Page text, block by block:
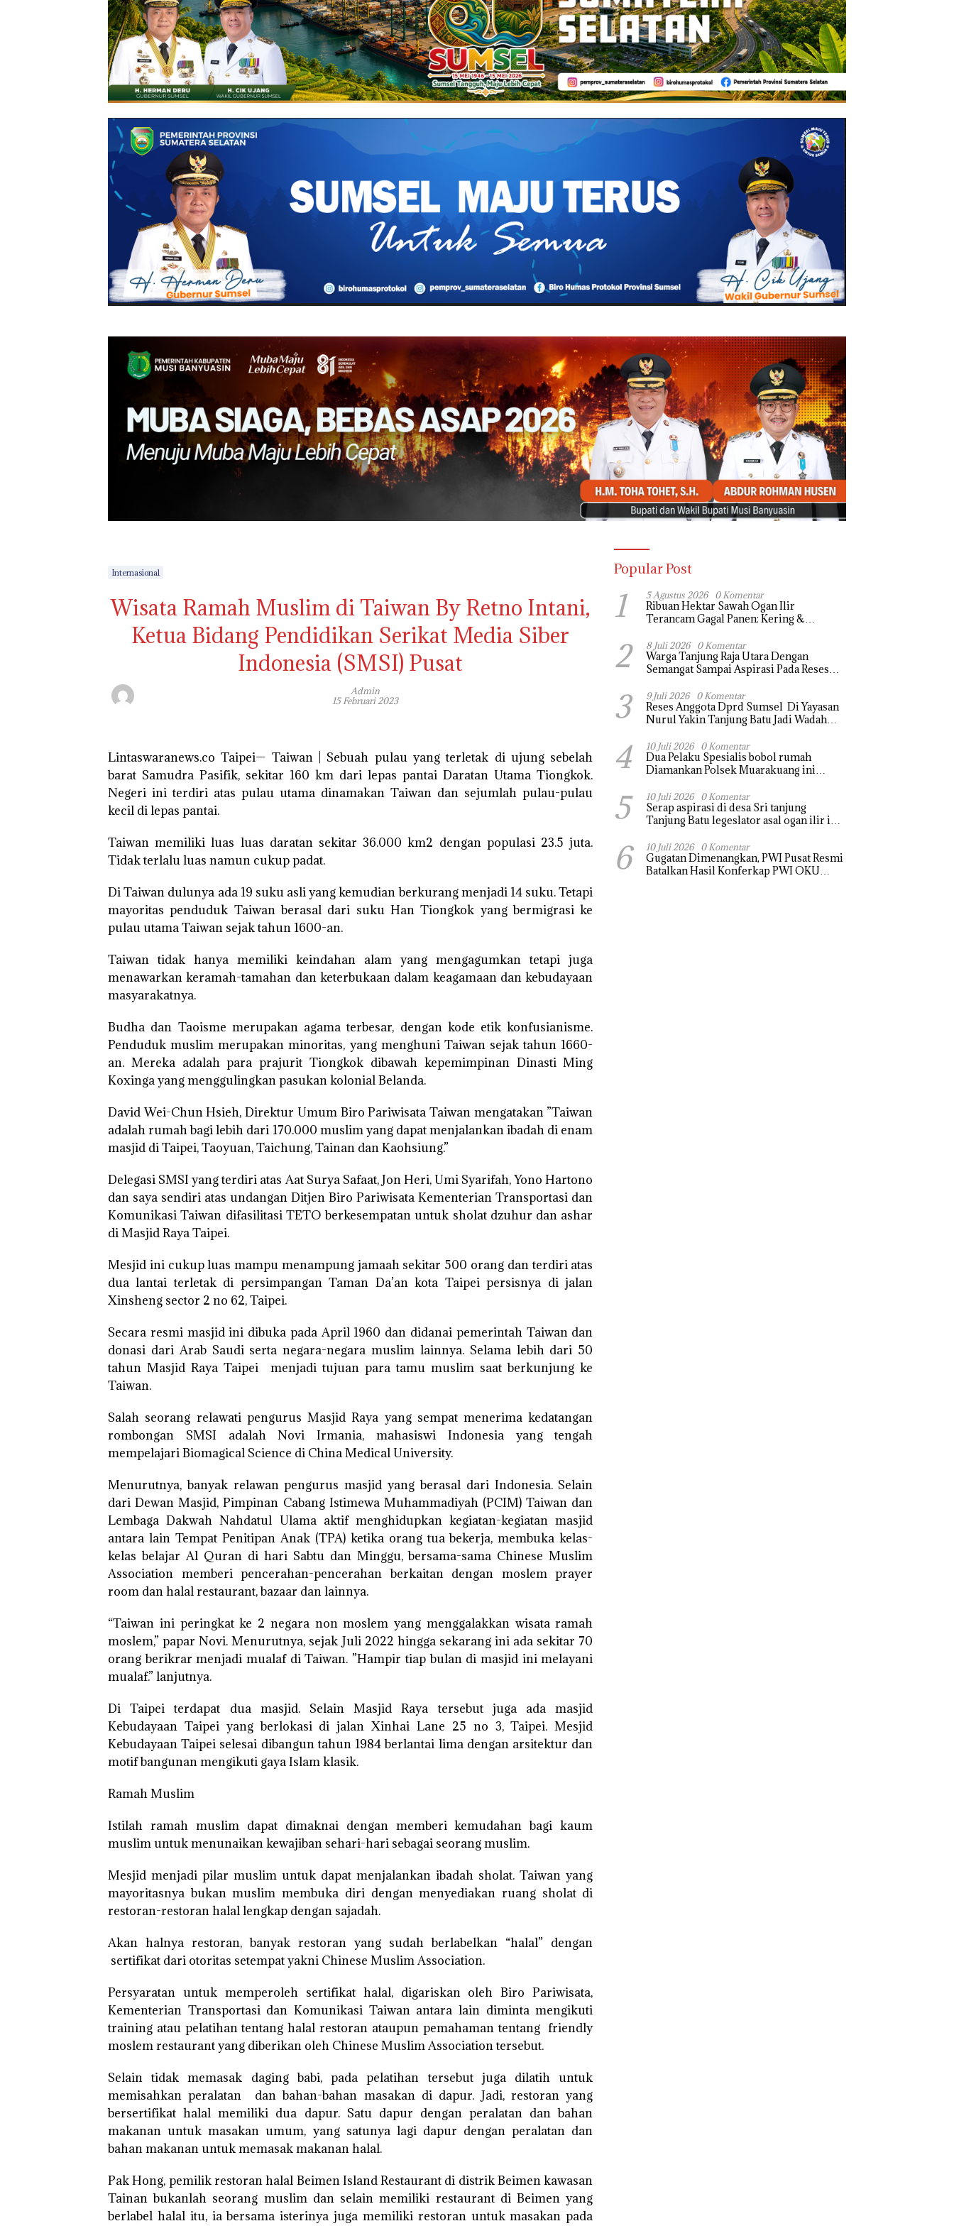
Internasional
Wisata Ramah Muslim di Taiwan By Retno Intani,
Ketua Bidang Pendidikan Serikat Media Siber
Indonesia (SMSI) Pusat
Admin
15 Februari 2023
Lintaswaranews.co Taipei— Taiwan | Sebuah pulau yang terletak di ujung sebelah
barat Samudra Pasifik, sekitar 160 km dari lepas pantai Daratan Utama Tiongkok.
Negeri ini terdiri atas pulau utama dinamakan Taiwan dan sejumlah pulau-pulau
kecil di lepas pantai.
Taiwan memiliki luas luas daratan sekitar 36.000 km2 dengan populasi 23.5 juta.
Tidak terlalu luas namun cukup padat.
Di Taiwan dulunya ada 19 suku asli yang kemudian berkurang menjadi 14 suku. Tetapi
mayoritas penduduk Taiwan berasal dari suku Han Tiongkok yang bermigrasi ke
pulau utama Taiwan sejak tahun 1600-an.
Taiwan tidak hanya memiliki keindahan alam yang mengagumkan tetapi juga
menawarkan keramah-tamahan dan keterbukaan dalam keagamaan dan kebudayaan
masyarakatnya.
Budha dan Taoisme merupakan agama terbesar, dengan kode etik konfusianisme.
Penduduk muslim merupakan minoritas, yang menghuni Taiwan sejak tahun 1660-
an. Mereka adalah para prajurit Tiongkok dibawah kepemimpinan Dinasti Ming
Koxinga yang menggulingkan pasukan kolonial Belanda.
David Wei-Chun Hsieh, Direktur Umum Biro Pariwisata Taiwan mengatakan ”Taiwan
adalah rumah bagi lebih dari 170.000 muslim yang dapat menjalankan ibadah di enam
masjid di Taipei, Taoyuan, Taichung, Tainan dan Kaohsiung.”
Delegasi SMSI yang terdiri atas Aat Surya Safaat, Jon Heri, Umi Syarifah, Yono Hartono
dan saya sendiri atas undangan Ditjen Biro Pariwisata Kementerian Transportasi dan
Komunikasi Taiwan difasilitasi TETO berkesempatan untuk sholat dzuhur dan ashar
di Masjid Raya Taipei.
Mesjid ini cukup luas mampu menampung jamaah sekitar 500 orang dan terdiri atas
dua lantai terletak di persimpangan Taman Da’an kota Taipei persisnya di jalan
Xinsheng sector 2 no 62, Taipei.
Secara resmi masjid ini dibuka pada April 1960 dan didanai pemerintah Taiwan dan
donasi dari Arab Saudi serta negara-negara muslim lainnya. Selama lebih dari 50
tahun Masjid Raya Taipei menjadi tujuan para tamu muslim saat berkunjung ke
Taiwan.
Salah seorang relawati pengurus Masjid Raya yang sempat menerima kedatangan
rombongan SMSI adalah Novi Irmania, mahasiswi Indonesia yang tengah
mempelajari Biomagical Science di China Medical University.
Menurutnya, banyak relawan pengurus masjid yang berasal dari Indonesia. Selain
dari Dewan Masjid, Pimpinan Cabang Istimewa Muhammadiyah (PCIM) Taiwan dan
Lembaga Dakwah Nahdatul Ulama aktif menghidupkan kegiatan-kegiatan masjid
antara lain Tempat Penitipan Anak (TPA) ketika orang tua bekerja, membuka kelas-
kelas belajar Al Quran di hari Sabtu dan Minggu, bersama-sama Chinese Muslim
Association memberi pencerahan-pencerahan berkaitan dengan moslem prayer
room dan halal restaurant, bazaar dan lainnya.
“Taiwan ini peringkat ke 2 negara non moslem yang menggalakkan wisata ramah
moslem,” papar Novi. Menurutnya, sejak Juli 2022 hingga sekarang ini ada sekitar 70
orang berikrar menjadi mualaf di Taiwan. ”Hampir tiap bulan di masjid ini melayani
mualaf.” lanjutnya.
Di Taipei terdapat dua masjid. Selain Masjid Raya tersebut juga ada masjid
Kebudayaan Taipei yang berlokasi di jalan Xinhai Lane 25 no 3, Taipei. Mesjid
Kebudayaan Taipei selesai dibangun tahun 1984 berlantai lima dengan arsitektur dan
motif bangunan mengikuti gaya Islam klasik.
Ramah Muslim
Istilah ramah muslim dapat dimaknai dengan memberi kemudahan bagi kaum
muslim untuk menunaikan kewajiban sehari-hari sebagai seorang muslim.
Mesjid menjadi pilar muslim untuk dapat menjalankan ibadah sholat. Taiwan yang
mayoritasnya bukan muslim membuka diri dengan menyediakan ruang sholat di
restoran-restoran halal lengkap dengan sajadah.
Akan halnya restoran, banyak restoran yang sudah berlabelkan “halal” dengan
sertifikat dari otoritas setempat yakni Chinese Muslim Association.
Persyaratan untuk memperoleh sertifikat halal, digariskan oleh Biro Pariwisata,
Kementerian Transportasi dan Komunikasi Taiwan antara lain diminta mengikuti
training atau pelatihan tentang halal restoran ataupun pemahaman tentang friendly
moslem restaurant yang diberikan oleh Chinese Muslim Association tersebut.
Selain tidak memasak daging babi, pada pelatihan tersebut juga dilatih untuk
memisahkan peralatan dan bahan-bahan masakan di dapur. Jadi, restoran yang
bersertifikat halal memiliki dua dapur. Satu dapur dengan peralatan dan bahan
makanan untuk masakan umum, yang satunya lagi dapur dengan peralatan dan
bahan makanan untuk memasak makanan halal.
Pak Hong, pemilik restoran halal Beimen Island Restaurant di distrik Beimen kawasan
Tainan bukanlah seorang muslim dan selain memiliki restaurant di Beimen yang
berlabel halal itu, ia bersama isterinya juga memiliki restoran untuk masakan pada
Popular Post
1 5 Agustus 2026 0 Komentar
Ribuan Hektar Sawah Ogan Ilir
Terancam Gagal Panen: Kering &
2 8 Juli 2026 0 Komentar
Warga Tanjung Raja Utara Dengan
Semangat Sampai Aspirasi Pada Reses
Sebagian Aspirasi langsung di Kabulkan
dan Segera di realisaikan
3 9 Juli 2026 0 Komentar
Reses Anggota Dprd Sumsel Di Yayasan
Nurul Yakin Tanjung Batu Jadi Wadah
Pembangunan Sejumlah Aspirasi di
sampaikan warga
4 10 Juli 2026 0 Komentar
Dua Pelaku Spesialis bobol rumah
Diamankan Polsek Muarakuang ini
5 10 Juli 2026 0 Komentar
Serap aspirasi di desa Sri tanjung
Tanjung Batu legeslator asal ogan ilir ini
tersumbat sebakan banjir jika musim
hujan
6 10 Juli 2026 0 Komentar
Gugatan Dimenangkan, PWI Pusat Resmi
Batalkan Hasil Konferkap PWI OKU